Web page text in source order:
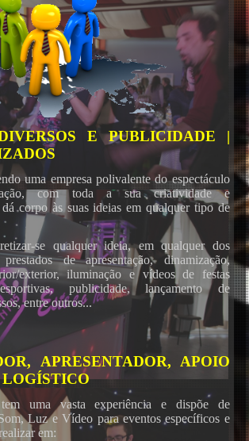
E PUBLICIDADE |
uma empresa polivalente do espectáculo
com toda a sua criatividade e
corpo às suas ideias em qualquer tipo de
se qualquer ideia, em qualquer dos
prestados de apresentação, dinamização,
exterior, iluminação e vídeos de festas
publicidade, lançamento de
entre outros...
APRESENTADOR, APOIO
uma vasta experiência e dispõe de
Luz e Vídeo para eventos específicos e
em: